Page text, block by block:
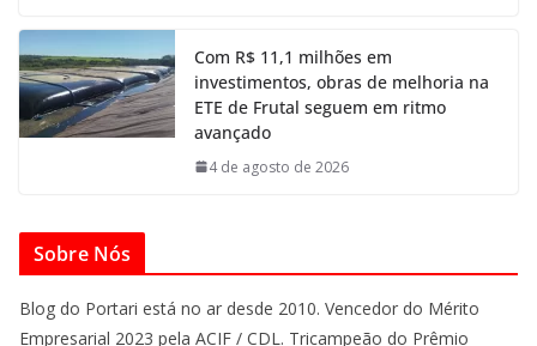
Com R$ 11,1 milhões em
investimentos, obras de melhoria na
ETE de Frutal seguem em ritmo
avançado
4 de agosto de 2026
Sobre Nós
Blog do Portari está no ar desde 2010. Vencedor do Mérito
Empresarial 2023 pela ACIF / CDL. Tricampeão do Prêmio